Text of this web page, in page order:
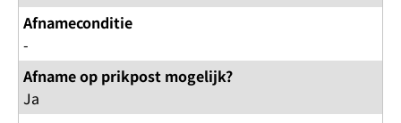
Afnameconditie
-
Afname op prikpost mogelijk?
Ja